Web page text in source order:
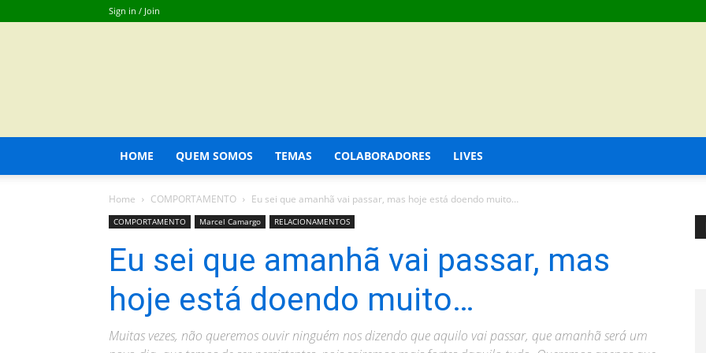
Sign in / Join
HOME QUEM SOMOS TEMAS COLABORADORES LIVES
Home COMPORTAMENTO Eu sei que amanhã vai passar, mas hoje está doendo muito…
COMPORTAMENTO Marcel Camargo RELACIONAMENTOS
Eu sei que amanhã vai passar, mas
hoje está doendo muito…
Muitas vezes, não queremos ouvir ninguém nos dizendo que aquilo vai passar, que amanhã será um